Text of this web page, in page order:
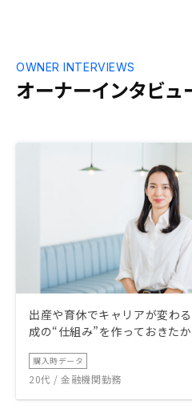
オーナーインタビュ
OWNER INTERVIEWS
出産や育休でキャリアが変わ
成の“仕組み”を作っておきたか
購入時データ
20代 / 金融機関勤務